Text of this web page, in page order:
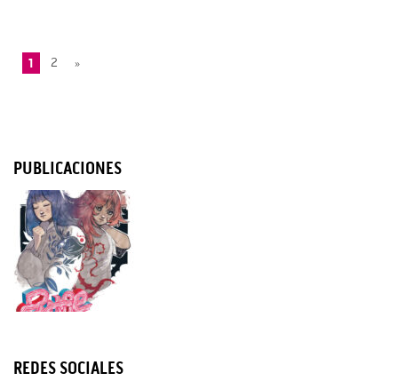
1 2 »
PUBLICACIONES
REDES SOCIALES